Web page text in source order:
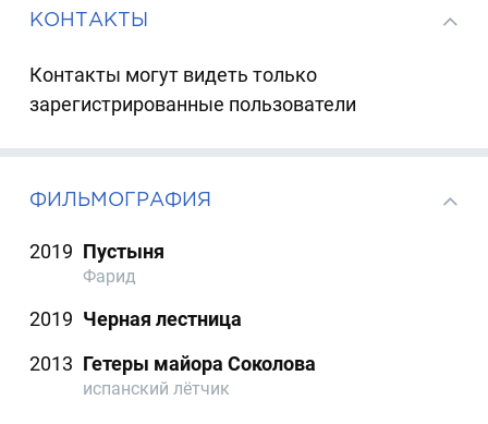
КОНТАКТЫ
Контакты могут видеть только
зарегистрированные пользователи
ФИЛЬМОГРАФИЯ
2019 Пустыня
Фарид
2019 Черная лестница
2013 Гетеры майора Соколова
испанский лётчик